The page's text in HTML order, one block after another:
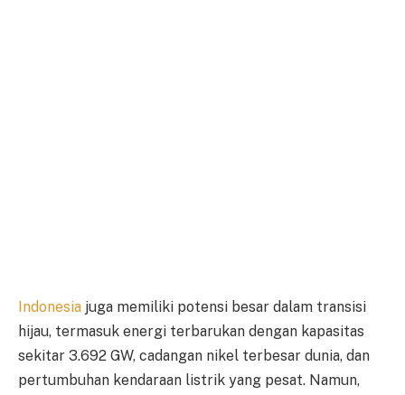
Indonesia juga memiliki potensi besar dalam transisi
hijau, termasuk energi terbarukan dengan kapasitas
sekitar 3.692 GW, cadangan nikel terbesar dunia, dan
pertumbuhan kendaraan listrik yang pesat. Namun,